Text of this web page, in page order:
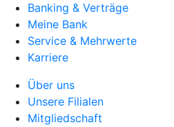
Banking & Verträge
Meine Bank
Service & Mehrwerte
Karriere
Über uns
Unsere Filialen
Mitgliedschaft